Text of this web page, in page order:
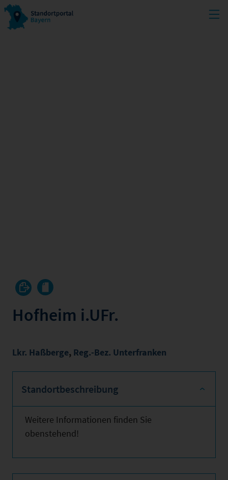
Hofheim i.UFr.
Lkr. Haßberge, Reg.-Bez. Unterfranken
Standortbeschreibung
Weitere Informationen finden Sie
obenstehend!